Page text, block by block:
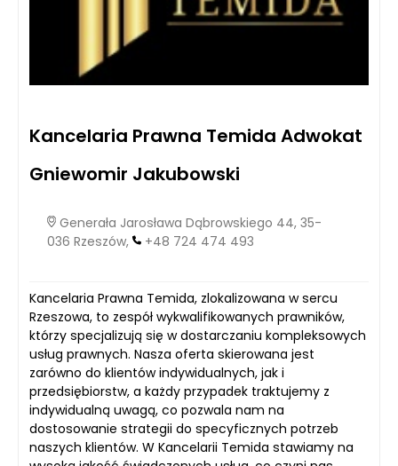
Kancelaria Prawna Temida Adwokat
Gniewomir Jakubowski
Generała Jarosława Dąbrowskiego 44, 35-
036 Rzeszów,
+48 724 474 493
Kancelaria Prawna Temida, zlokalizowana w sercu
Rzeszowa, to zespół wykwalifikowanych prawników,
którzy specjalizują się w dostarczaniu kompleksowych
usług prawnych. Nasza oferta skierowana jest
zarówno do klientów indywidualnych, jak i
przedsiębiorstw, a każdy przypadek traktujemy z
indywidualną uwagą, co pozwala nam na
dostosowanie strategii do specyficznych potrzeb
naszych klientów. W Kancelarii Temida stawiamy na